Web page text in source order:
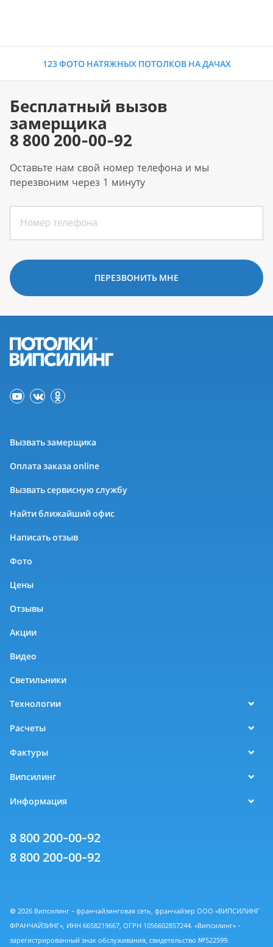
123 ФОТО НАТЯЖНЫХ ПОТОЛКОВ НА ДАЧАХ
Бесплатный вызов
замерщика
8 800 200-00-92
Оставьте нам свой номер телефона и мы
перезвоним через 1 минуту
ПЕРЕЗВОНИТЬ МНЕ
Вызвать замерщика
Оплата заказа online
Вызвать сервисную службу
Найти ближайший офис
Написать отзыв
Фото
Цены
Отзывы
Акции
Видео
Светильники
Технологии
Расчеты
Фактуры
Випсилинг
Информация
8 800 200-00-92
8 800 200-00-92
© 2026 Випсилинг - франчайзинговая сеть, франчайзер ООО «ВИПСИЛИНГ
ФРАНЧАЙЗИНГ», ИНН 6658219667, ОГРН 1056602857244. «Випсилинг» -
зарегистрированный знак обслуживания, свидетельство №522599.